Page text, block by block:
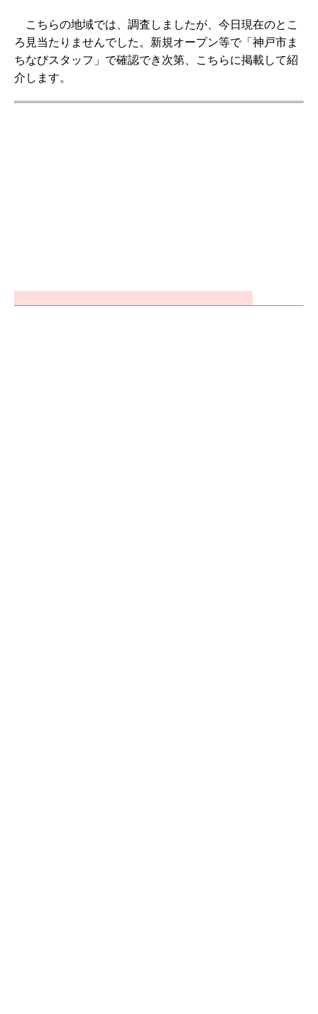
こちらの地域では、調査しましたが、今日現在のとこ
ろ見当たりませんでした。新規オープン等で「神戸市ま
ちなびスタッフ」で確認でき次第、こちらに掲載して紹
介します。